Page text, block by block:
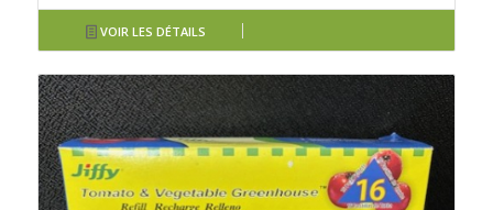
VOIR LES DÉTAILS